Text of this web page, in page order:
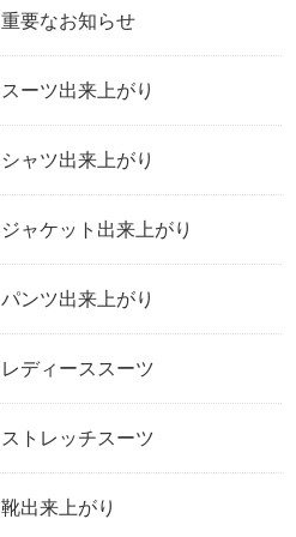
重要なお知らせ
スーツ出来上がり
シャツ出来上がり
ジャケット出来上がり
パンツ出来上がり
レディーススーツ
ストレッチスーツ
靴出来上がり